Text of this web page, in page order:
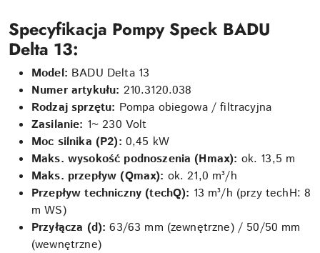
Specyfikacja Pompy Speck BADU
Delta 13:
Model: BADU Delta 13
Numer artykułu: 210.3120.038
Rodzaj sprzętu: Pompa obiegowa / filtracyjna
Zasilanie: 1~ 230 Volt
Moc silnika (P2): 0,45 kW
Maks. wysokość podnoszenia (Hmax): ok. 13,5 m
Maks. przepływ (Qmax): ok. 21,0 m³/h
Przepływ techniczny (techQ): 13 m³/h (przy techH: 8
m WS)
Przyłącza (d): 63/63 mm (zewnętrzne) / 50/50 mm
(wewnętrzne)